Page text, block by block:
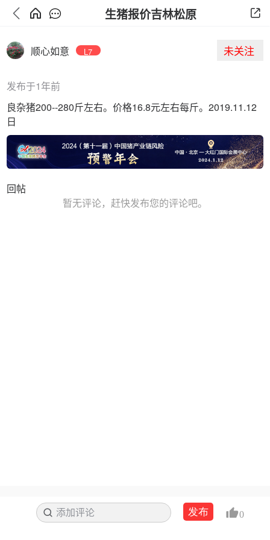
生猪报价吉林松原
顺心如意 L7 未关注
发布于1年前
良杂猪200--280斤左右。价格16.8元左右每斤。2019.11.12
日
回帖
暂无评论，赶快发布您的评论吧。
添加评论 搜索发布 0